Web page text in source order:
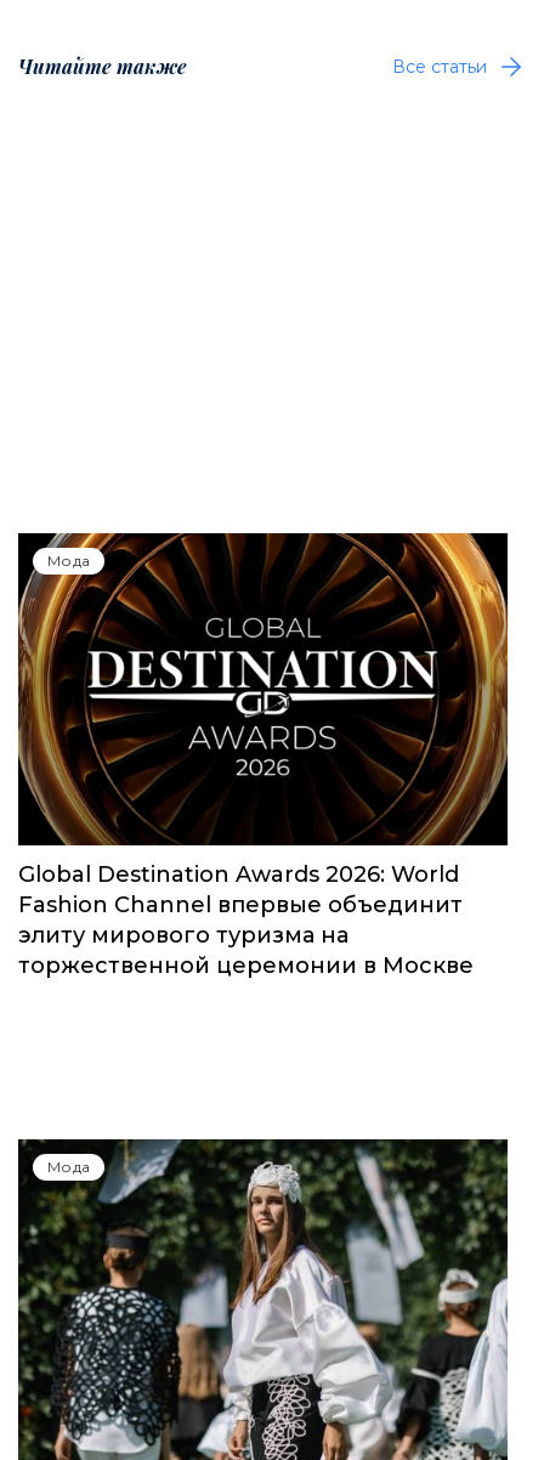
Читайте также Все статьи
Мода
Global Destination Awards 2026: World
Fashion Channel впервые объединит
элиту мирового туризма на
торжественной церемонии в Москве
Мода